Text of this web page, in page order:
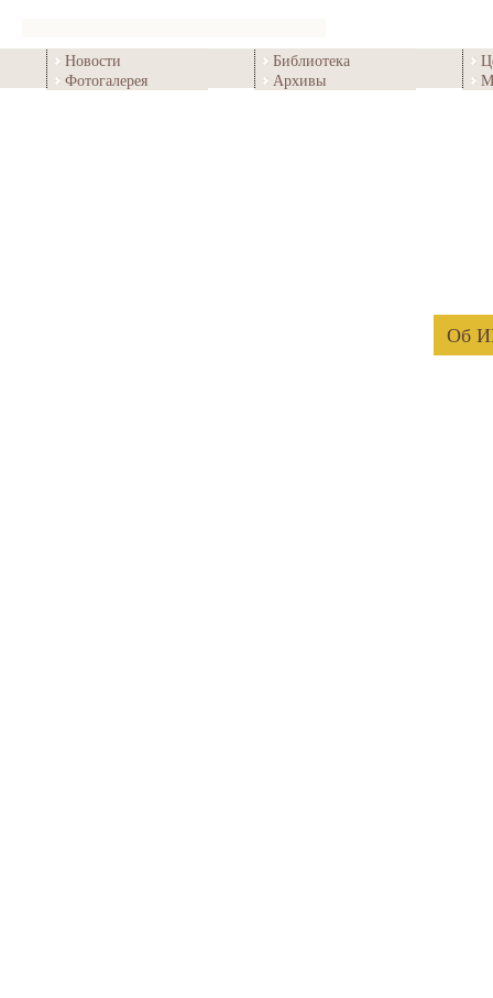
Новости
Фотогалерея
Библиотека
Архивы
Об